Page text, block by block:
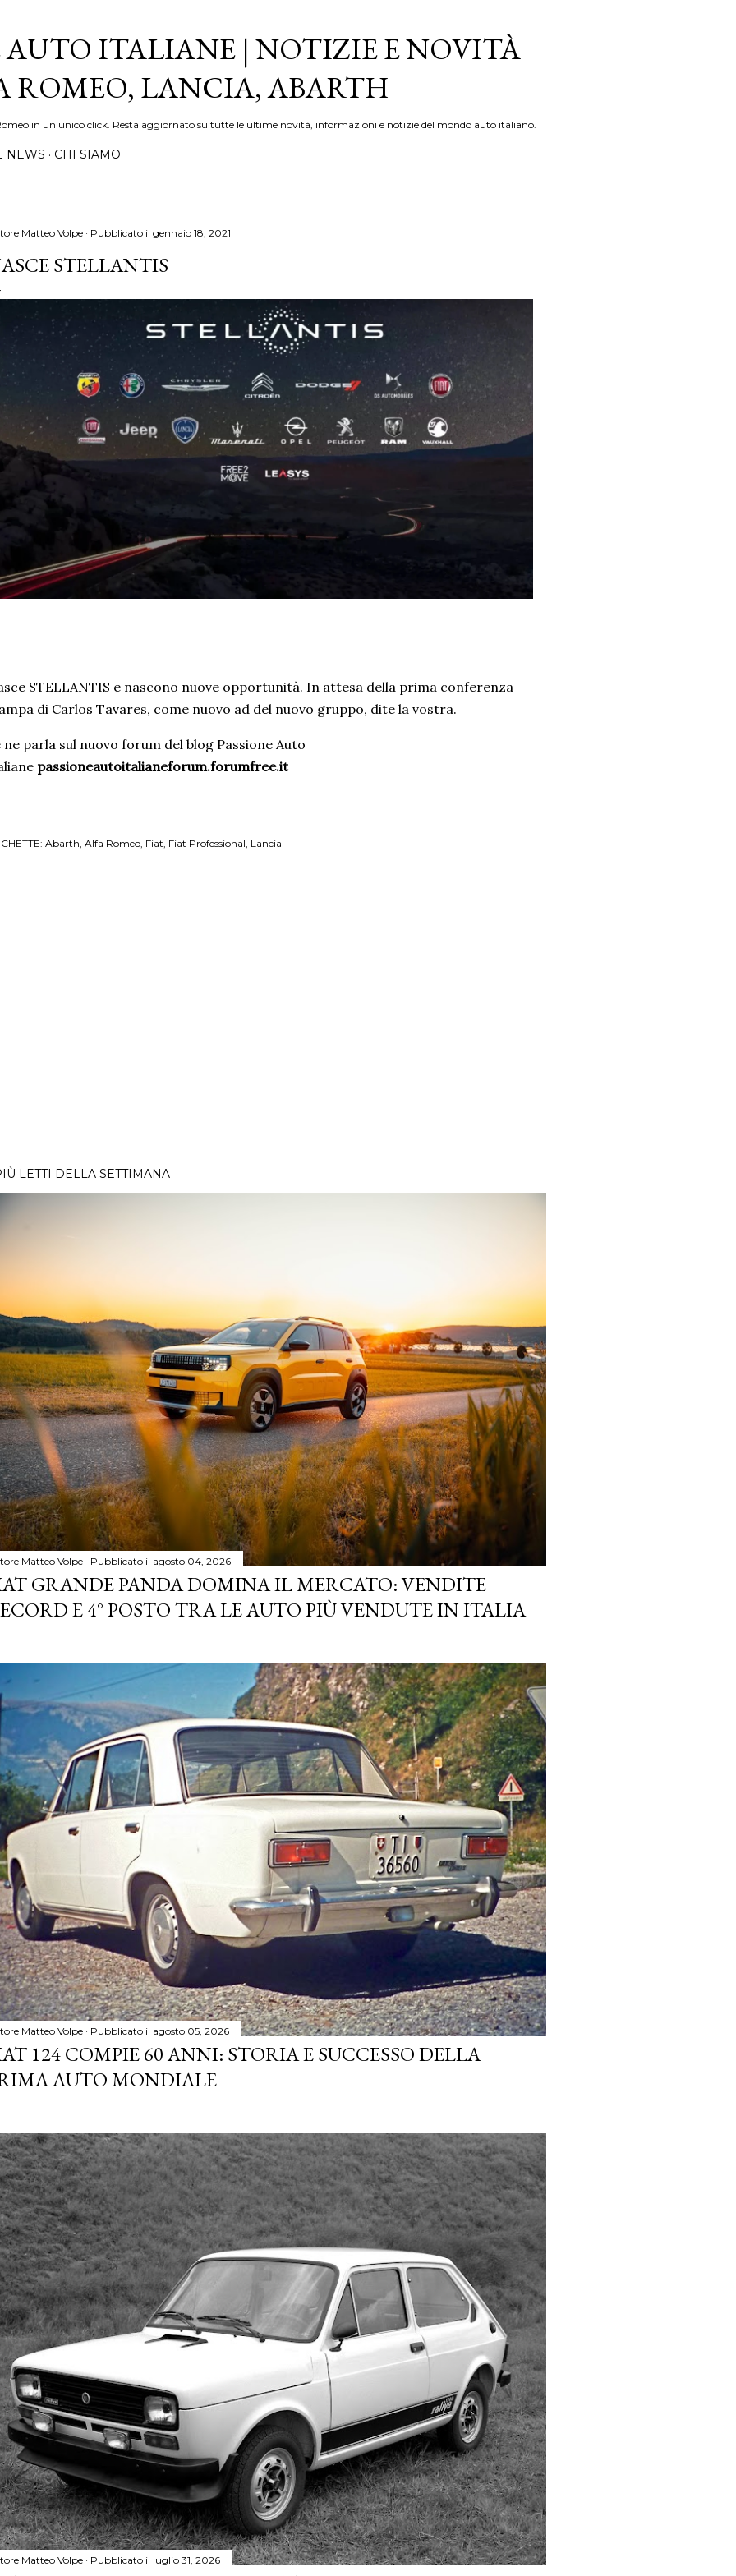
AUTO ITALIANE | NOTIZIE E NOVITÀ
ROMEO, LANCIA, ABARTH
in un unico click. Resta aggiornato su tutte le ultime novità, informazioni e notizie del mondo auto italiano.
NEWS CHI SIAMO
Matteo Volpe Pubblicato il gennaio 18, 2021
STELLANTIS
STELLANTIS e nascono nuove opportunità. In attesa della prima conferenza
di Carlos Tavares, come nuovo ad del nuovo gruppo, dite la vostra.
ne parla sul nuovo forum del blog Passione Auto
passioneautoitalianeforum.forumfree.it
Abarth Alfa Romeo Fiat Fiat Professional Lancia
LETTI DELLA SETTIMANA
Matteo Volpe Pubblicato il agosto 04, 2026
GRANDE PANDA DOMINA IL MERCATO: VENDITE
E 4° POSTO TRA LE AUTO PIÙ VENDUTE IN ITALIA
Matteo Volpe Pubblicato il agosto 05, 2026
124 COMPIE 60 ANNI: STORIA E SUCCESSO DELLA
AUTO MONDIALE
Matteo Volpe Pubblicato il luglio 31, 2026